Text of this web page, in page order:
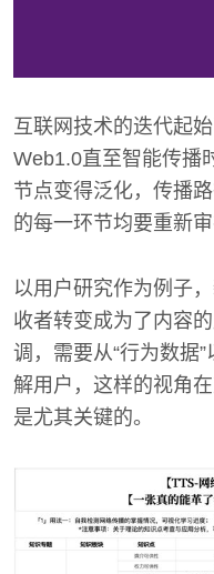
互联网技术的迭代起
Web1.0直至智能传播
节点变得泛化，传播
的每一环节均要重新审
以用户研究作为例子
收者转变成为了内容
调，需要从“行为数据
解用户，这样的视角
是尤其关键的。